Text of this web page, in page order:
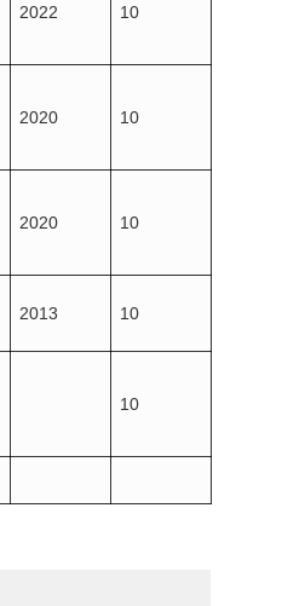
2022 10
2020 10
2020 10
2013 10
10